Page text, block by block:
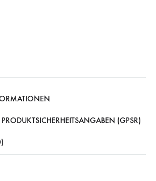
PRODUKTSICHERHEITSANGABEN (GPSR)